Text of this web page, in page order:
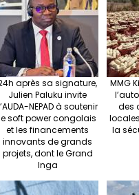
k
après sa signature,
Julien Paluku invite
NEPAD à soutenir
soft power congolais
et les financements
innovants de grands
projets, dont le Grand
Inga
MMG
des
la